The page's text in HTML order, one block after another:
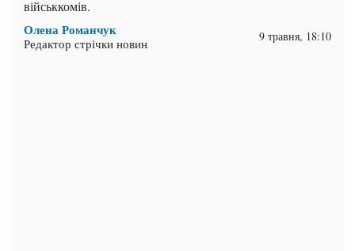
військкомів.
Олена Романчук
Редактор стрічки новин 9 травня, 18:10